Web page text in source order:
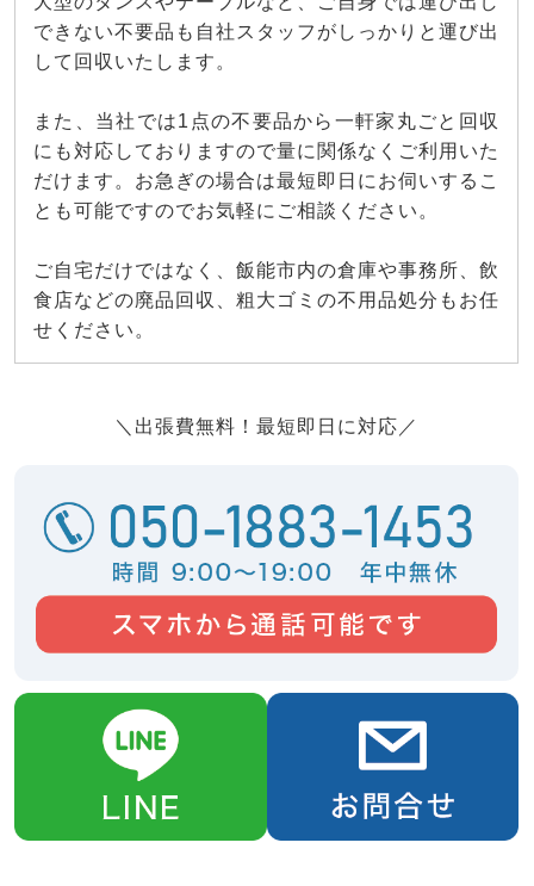
できない不要品も自社スタッフがしっかりと運び出
して回収いたします。
また、当社では1点の不要品から一軒家丸ごと回収
にも対応しておりますので量に関係なくご利用いた
だけます。お急ぎの場合は最短即日にお伺いするこ
とも可能ですのでお気軽にご相談ください。
ご自宅だけではなく、飯能市内の倉庫や事務所、飲
食店などの廃品回収、粗大ゴミの不用品処分もお任
せください。
＼出張費無料！最短即日に対応／